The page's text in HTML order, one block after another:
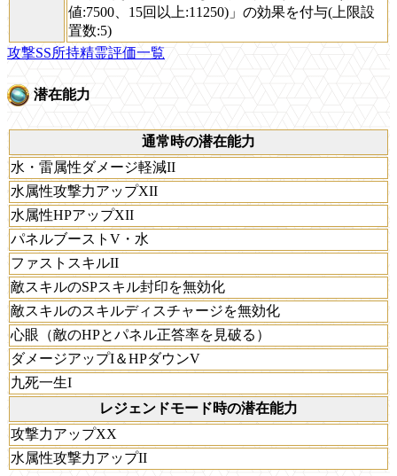
値:7500、15回以上:11250)」の効果を付与(上限設
置数:5)
攻撃SS所持精霊評価一覧
潜在能力
通常時の潜在能力
水・雷属性ダメージ軽減II
水属性攻撃力アップXII
水属性HPアップXII
パネルブーストV・水
ファストスキルII
敵スキルのSPスキル封印を無効化
敵スキルのスキルディスチャージを無効化
心眼（敵のHPとパネル正答率を見破る）
ダメージアップI＆HPダウンV
九死一生I
レジェンドモード時の潜在能力
攻撃力アップXX
水属性攻撃力アップII